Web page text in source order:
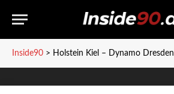
Inside90 > Holstein Kiel – Dynamo Dresden